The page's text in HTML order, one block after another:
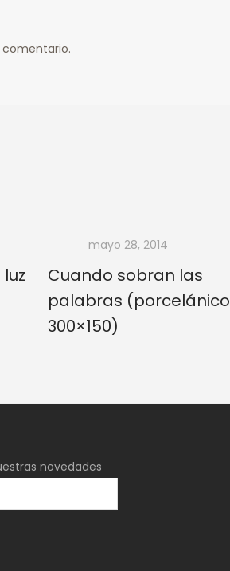
mayo 28, 2014
Cuando sobran las
palabras (porcelánico
300×150)
novedades